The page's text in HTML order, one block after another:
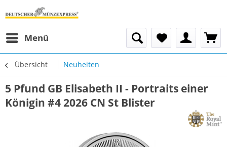
Menü
Übersicht Neuheiten
5 Pfund GB Elisabeth II - Portraits einer
Königin #4 2026 CN St Blister